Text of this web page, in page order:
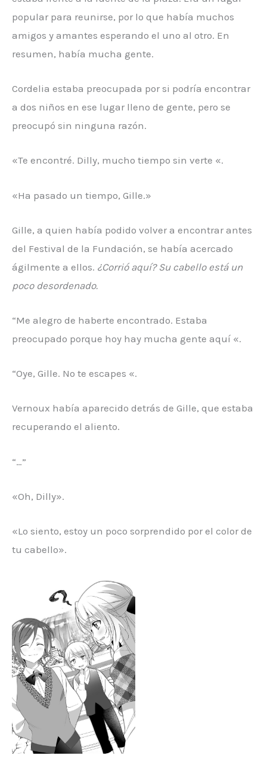
popular para reunirse, por lo que había muchos
amigos y amantes esperando el uno al otro. En
resumen, había mucha gente.
Cordelia estaba preocupada por si podría encontrar
a dos niños en ese lugar lleno de gente, pero se
preocupó sin ninguna razón.
«Te encontré. Dilly, mucho tiempo sin verte «.
«Ha pasado un tiempo, Gille.»
Gille, a quien había podido volver a encontrar antes
del Festival de la Fundación, se había acercado
ágilmente a ellos. ¿Corrió aquí? Su cabello está un
poco desordenado.
“Me alegro de haberte encontrado. Estaba
preocupado porque hoy hay mucha gente aquí «.
“Oye, Gille. No te escapes «.
Vernoux había aparecido detrás de Gille, que estaba
recuperando el aliento.
“…”
«Oh, Dilly».
«Lo siento, estoy un poco sorprendido por el color de
tu cabello».